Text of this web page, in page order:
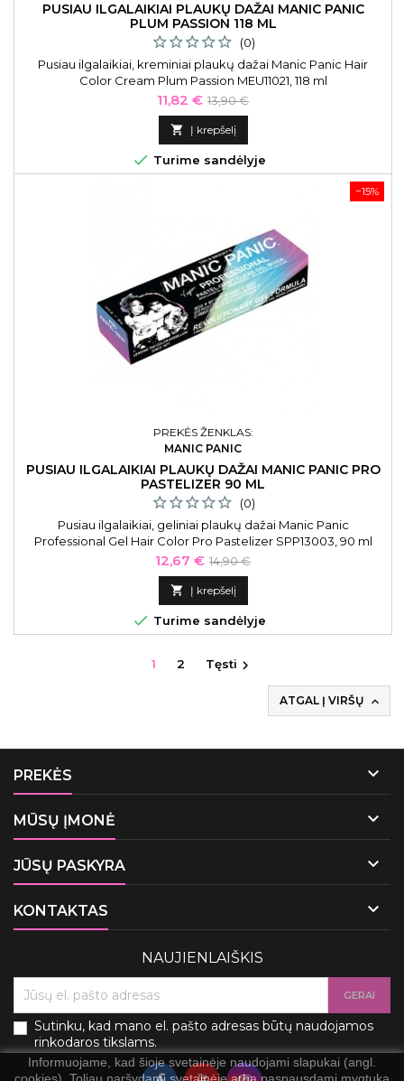
PUSIAU ILGALAIKIAI PLAUKŲ DAŽAI MANIC PANIC
PLUM PASSION 118 ML
(0)
Pusiau ilgalaikiai, kreminiai plaukų dažai Manic Panic Hair
Color Cream Plum Passion MEU11021, 118 ml
Kaina
11,82 € Bazinė
kaina
13,90 €
 Į krepšelį
 Turime sandėlyje
−15%
PREKĖS ŽENKLAS:
MANIC PANIC
PUSIAU ILGALAIKIAI PLAUKŲ DAŽAI MANIC PANIC PRO
PASTELIZER 90 ML
(0)
Pusiau ilgalaikiai, geliniai plaukų dažai Manic Panic
Professional Gel Hair Color Pro Pastelizer SPP13003, 90 ml
Kaina
12,67 € Bazinė
kaina
14,90 €
 Į krepšelį
 Turime sandėlyje
1 2 Tęsti 
ATGAL Į VIRŠŲ 
PREKĖS 
MŪSŲ ĮMONĖ 
JŪSŲ PASKYRA 
KONTAKTAS 
Informuojame, kad šioje svetainėje naudojami slapukai (angl.
NAUJIENLAIŠKIS
Sutinku, kad mano el. pašto adresas būtų naudojamos
rinkodaros tikslams.